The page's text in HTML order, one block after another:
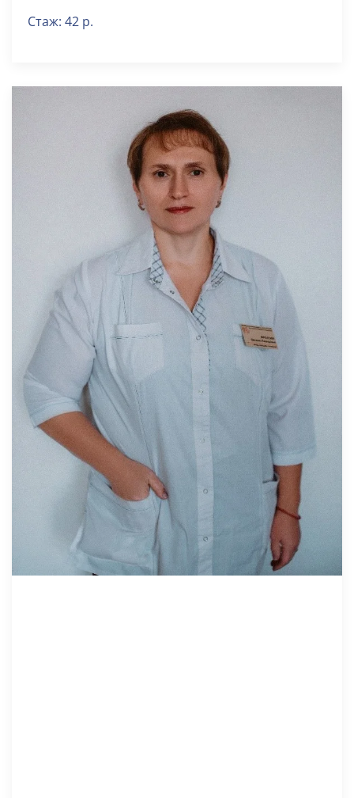
Стаж: 42 р.